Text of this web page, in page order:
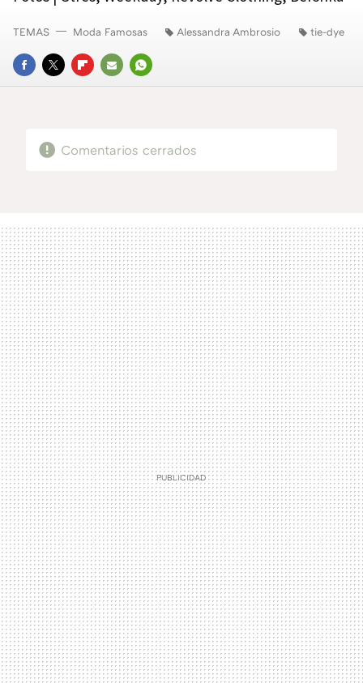
FACEBOOK
TWITTERFLIPBOARD
E-
WHATSAPP
TEMAS Moda Famosas Alessandra Ambrosio tie-dye
Comentarios cerrados